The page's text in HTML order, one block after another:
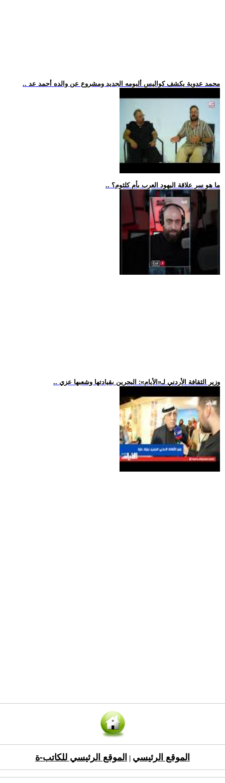
.. محمد عدوية يكشف كواليس ألبومه الجديد ومشروع عن والده أحمد عد
.. ما هو سر علاقة اليهود العرب بأم كلثوم؟
.. وزير الثقافة الأردني لـ«الأيام»: البحرين بقيادتها وشعبها عزي
الموقع الرئيسي الموقع الرئيسي للكاتب-ة